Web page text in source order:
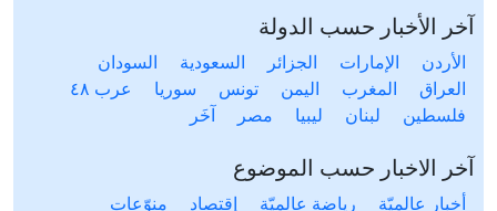
آخر الأخبار حسب الدولة
الأردن الإمارات الجزائر السعودية
السودان
العراق
المغرب اليمن تونس سوريا
عرب ٤٨
فلسطين
لبنان ليبيا مصر آخَر
آخر الاخبار حسب الموضوع
أخبار عالميّة رياضة عالميّة إقتصاد منوّعات